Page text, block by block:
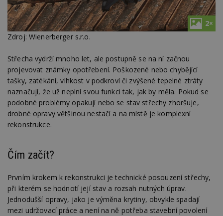
2×
Zdroj: Wienerberger s.r.o.
Střecha vydrží mnoho let, ale postupně se na ní začnou
projevovat známky opotřebení. Poškozené nebo chybějící
tašky, zatékání, vlhkost v podkroví či zvýšené tepelné ztráty
naznačují, že už neplní svou funkci tak, jak by měla. Pokud se
podobné problémy opakují nebo se stav střechy zhoršuje,
drobné opravy většinou nestačí a na místě je komplexní
rekonstrukce.
Čím začít?
Prvním krokem k rekonstrukci je technické posouzení střechy,
při kterém se hodnotí její stav a rozsah nutných úprav.
Jednodušší opravy, jako je výměna krytiny, obvykle spadají
mezi udržovací práce a není na ně potřeba stavební povolení